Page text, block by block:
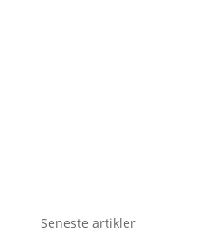
Seneste artikler